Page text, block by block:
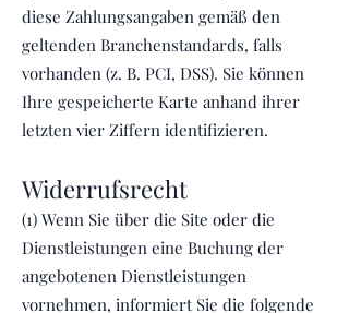
diese Zahlungsangaben gemäß den
geltenden Branchenstandards, falls
vorhanden (z. B. PCI, DSS). Sie können
Ihre gespeicherte Karte anhand ihrer
letzten vier Ziffern identifizieren.
Widerrufsrecht
(1) Wenn Sie über die Site oder die
Dienstleistungen eine Buchung der
angebotenen Dienstleistungen
vornehmen, informiert Sie die folgende